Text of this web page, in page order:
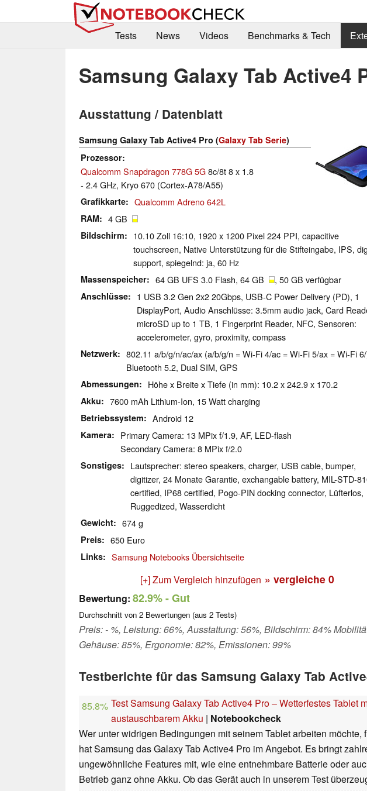
Tests
News Videos Benchmarks & Tech
Samsung Galaxy Tab Active4
Ausstattung / Datenblatt
Samsung Galaxy Tab Active4 Pro (Galaxy Tab Serie)
Prozessor
Qualcomm Snapdragon 778G 5G8c/8t 8 x 1.8
- 2.4 GHz, Kryo 670 (Cortex-A78/A55)
Grafikkarte Qualcomm Adreno 642L
RAM 4 GB
Bildschirm
10.10 Zoll 16:10, 1920 x 1200 Pixel 224 PPI, capacitive
touchscreen, Native Unterstützung für die Stifteingabe, IPS,
support, spiegelnd: ja, 60 Hz
Massenspeicher 64 GB UFS 3.0 Flash, 64 GB , 50 GB verfügbar
Anschlüsse
1 USB 3.2 Gen 2x2 20Gbps, USB-C Power Delivery (PD), 1
DisplayPort, Audio Anschlüsse: 3.5mm audio jack, Card
microSD up to 1 TB, 1 Fingerprint Reader, NFC, Sensoren:
accelerometer, gyro, proximity, compass
Netzwerk
802.11 a/b/g/n/ac/ax (a/b/g/n = Wi-Fi 4/ac = Wi-Fi 5/ax = Wi-Fi
Bluetooth 5.2, Dual SIM, GPS
Abmessungen Höhe x Breite x Tiefe (in mm): 10.2 x 242.9 x 170.2
Akku 7600 mAh Lithium-Ion, 15 Watt charging
Betriebssystem Android 12
Kamera
Primary Camera: 13 MPix f/1.9, AF, LED-flash
Secondary Camera: 8 MPix f/2.0
Sonstiges
Lautsprecher: stereo speakers, charger, USB cable, bumper,
digitizer, 24 Monate Garantie, exchangable battery, MIL-STD-
certified, IP68 certified, Pogo-PIN docking connector, Lüfterlos,
Ruggedized, Wasserdicht
Gewicht 674 g
Preis 650 Euro
Links Samsung Notebooks Übersichtseite
[+] Zum Vergleich hinzufügen » vergleiche 0
Bewertung: 82.9%- Gut
Durchschnitt von 2 Bewertungen (aus 2 Tests)
Preis: - %, Leistung: 66%, Ausstattung: 56%, Bildschirm: 84%
Gehäuse: 85%, Ergonomie: 82%, Emissionen: 99%
Testberichte für das Samsung Galaxy Tab
85.8% Test Samsung Galaxy Tab Active4 Pro – Wetterfestes Tablet
austauschbarem Akku | Notebookcheck
Wer unter widrigen Bedingungen mit seinem Tablet arbeiten möchte,
hat Samsung das Galaxy Tab Active4 Pro im Angebot. Es bringt
ungewöhnliche Features mit, wie eine entnehmbare Batterie oder
Betrieb ganz ohne Akku. Ob das Gerät auch in unserem Test